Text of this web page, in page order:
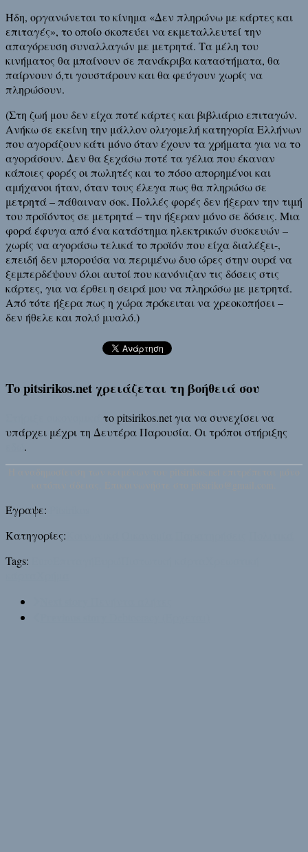
Ήδη, οργανώνεται το κίνημα «Δεν πληρώνω με κάρτες και
επιταγές», το οποίο σκοπεύει να εκμεταλλευτεί την
απαγόρευση συναλλαγών με μετρητά. Τα μέλη του
κινήματος θα μπαίνουν σε πανάκριβα καταστήματα, θα
παίρνουν ό,τι γουστάρουν και θα φεύγουν χωρίς να
πληρώσουν.
(Στη ζωή μου δεν είχα ποτέ κάρτες και βιβλιάριο επιταγών.
Ανήκω σε εκείνη την μάλλον ολιγομελή κατηγορία Ελλήνων
που αγοράζουν κάτι μόνο όταν έχουν τα χρήματα για να το
αγοράσουν. Δεν θα ξεχάσω ποτέ τα γέλια που έκαναν
κάποιες φορές οι πωλητές και το πόσο απορημένοι και
αμήχανοι ήταν, όταν τους έλεγα πως θα πληρώσω σε
μετρητά – πάθαιναν σοκ. Πολλές φορές δεν ήξεραν την τιμή
του προϊόντος σε μετρητά – την ήξεραν μόνο σε δόσεις. Μια
φορά έφυγα από ένα κατάστημα ηλεκτρικών συσκευών –
χωρίς να αγοράσω τελικά το προϊόν που είχα διαλέξει-,
επειδή δεν μπορούσα να περιμένω δυο ώρες στην ουρά να
ξεμπερδέψουν όλοι αυτοί που κανόνιζαν τις δόσεις στις
κάρτες, για να έρθει η σειρά μου να πληρώσω με μετρητά.
Από τότε ήξερα πως η χώρα πρόκειται να χρεοκοπήσει –
δεν ήθελε και πολύ μυαλό.)
Το pitsirikos.net χρειάζεται τη βοήθειά σου
το pitsirikos.net για να συνεχίσει να
υπάρχει μέχρι τη Δευτέρα Παρουσία. Οι τρόποι στήριξης
.
Έγραψε:
Κατηγορίες:
Tags: